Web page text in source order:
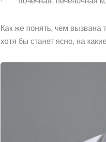
Как же понять, чем вызвана
хотя бы станет ясно, на